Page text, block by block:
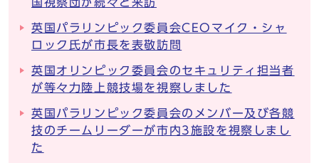
英国パラリンピック委員会CEOマイク・シャ
ロック氏が市長を表敬訪問
英国オリンピック委員会のセキュリティ担当者
が等々力陸上競技場を視察しました
英国パラリンピック委員会のメンバー及び各競
技のチームリーダーが市内3施設を視察しまし
た